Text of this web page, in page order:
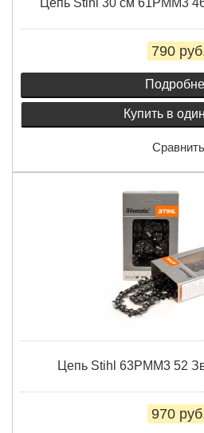
Цепь Stihl 30 см 61PMM3
790
Купить в
Сравнить
Цепь Stihl 63PMM3 52
970